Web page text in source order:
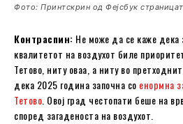
Фото: Принтскрин од Фејсбук
Контраспин: Не може да се каже дека
квалитетот на воздухот биле
Тетово, ниту оваа, a ниту во
дека 2025 година започна со енормна
Тетово . Овој град честопати беше на
според загаденоста на воздухот.